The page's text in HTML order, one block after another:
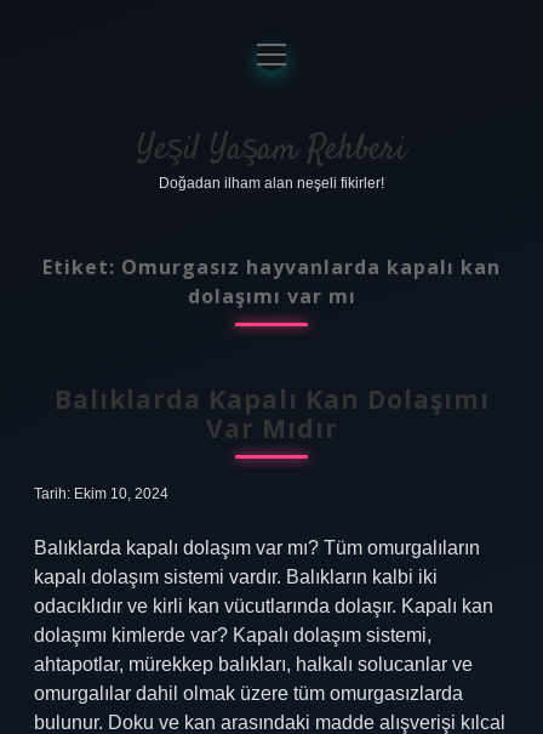
Anasayfa
Gizlilik Politikası
Yasal Uyarı
menüyü
aç
Yeşil Yaşam Rehberi
Doğadan ilham alan neşeli fikirler!
Etiket: Omurgasız hayvanlarda kapalı kan
dolaşımı var mı
Balıklarda Kapalı Kan Dolaşımı
Var Mıdır
Tarih: Ekim 10, 2024
Balıklarda kapalı dolaşım var mı? Tüm omurgalıların
kapalı dolaşım sistemi vardır. Balıkların kalbi iki
odacıklıdır ve kirli kan vücutlarında dolaşır. Kapalı kan
dolaşımı kimlerde var? Kapalı dolaşım sistemi,
ahtapotlar, mürekkep balıkları, halkalı solucanlar ve
omurgalılar dahil olmak üzere tüm omurgasızlarda
bulunur. Doku ve kan arasındaki madde alışverişi kılcal